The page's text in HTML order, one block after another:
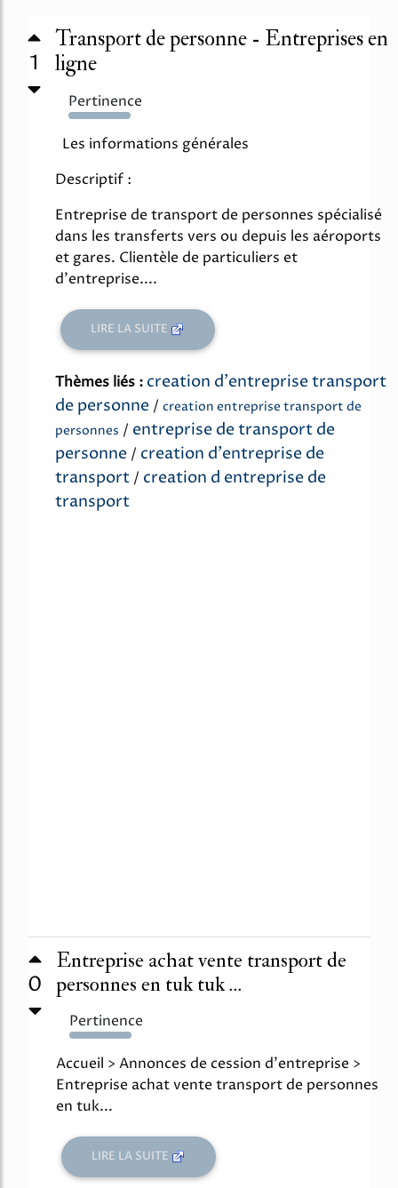
1
Transport de personne - Entreprises en
ligne
Pertinence
215%
Les informations générales
Descriptif :
Entreprise de transport de personnes spécialisé
dans les transferts vers ou depuis les aéroports
et gares. Clientèle de particuliers et
d'entreprise....
LIRE LA SUITE
Thèmes liés : creation d'entreprise transport
de personne / creation entreprise transport de
personnes / entreprise de transport de
personne / creation d'entreprise de
transport / creation d entreprise de
transport
0
Entreprise achat vente transport de
personnes en tuk tuk ...
Pertinence
689%
Accueil > Annonces de cession d'entreprise >
Entreprise achat vente transport de personnes
en tuk...
LIRE LA SUITE